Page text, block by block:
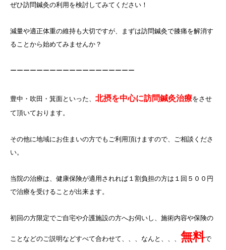
ぜひ訪問鍼灸の利用を検討してみてください！
減量や適正体重の維持も大切ですが、まずは訪問鍼灸で膝痛を解消す
ることから始めてみませんか？
ーーーーーーーーーーーーーーーーーーー
豊中・吹田・箕面といった、 北摂を中心に訪問鍼灸治療をさせ
て頂いております。
その他に地域にお住まいの方でもご利用頂けますので、ご相談くださ
い。
当院の治療は、健康保険が適用されれば１割負担の方は１回５００円
で治療を受けることが出来ます。
初回の方限定でご自宅や介護施設の方へお伺いし、施術内容や保険の
ことなどのご説明などすべて合わせて、、、なんと、、、 無料で